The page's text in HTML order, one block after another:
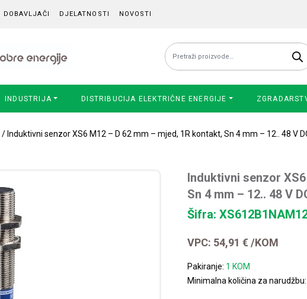
DOBAVLJAČI DJELATNOSTI NOVOSTI
Pretraži:
INDUSTRIJA DISTRIBUCIJA ELEKTRIČNE ENERGIJE
/ Induktivni senzor XS6 M12 – D 62 mm – mjed, 1R kontakt, Sn 4 mm – 12.. 48 V
Induktivni senzor
Sn 4 mm – 12.. 48 V
Šifra:
VPC: 54,91€ /KOM
Pakiranje: 1 KOM
Minimalna količina za